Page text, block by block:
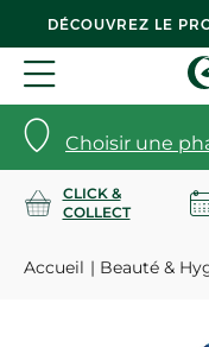
DÉCOUVREZ LE
Choisir une
CLICK &
COLLECT
Accueil Beauté &